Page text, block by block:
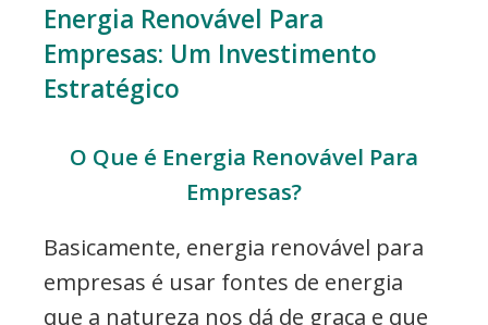
Energia Renovável Para
Empresas: Um Investimento
Estratégico
O Que é Energia Renovável Para
Empresas?
Basicamente, energia renovável para
empresas é usar fontes de energia
que a natureza nos dá de graça e que